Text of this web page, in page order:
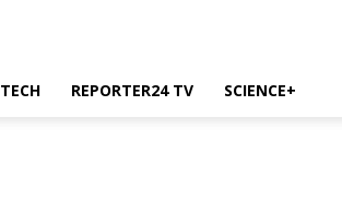
TECH REPORTER24 TV SCIENCE+